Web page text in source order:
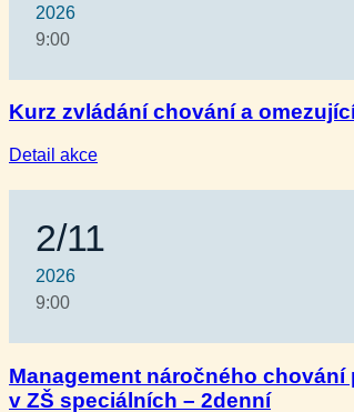
2026
9:00
Kurz zvládání chování a
Detail akce:
zvládání
postupy
2/11
2026
9:00
Management náročného
v ZŠ speciálních – 2denní